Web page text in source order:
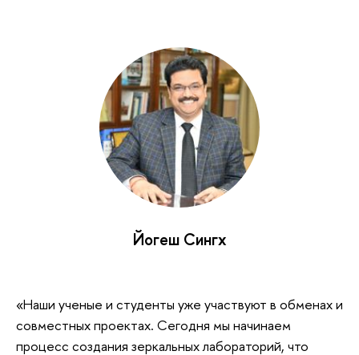
Йогеш Сингх
«Наши ученые и студенты уже участвуют в обменах и
совместных проектах. Сегодня мы начинаем
процесс создания зеркальных лабораторий, что